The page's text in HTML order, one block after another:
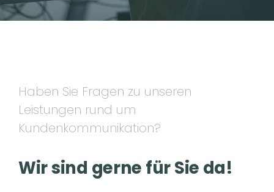
Haben Sie Fragen zu unseren
Leistungen rund um
Kundenkommunikation?
Wir sind gerne für Sie da!